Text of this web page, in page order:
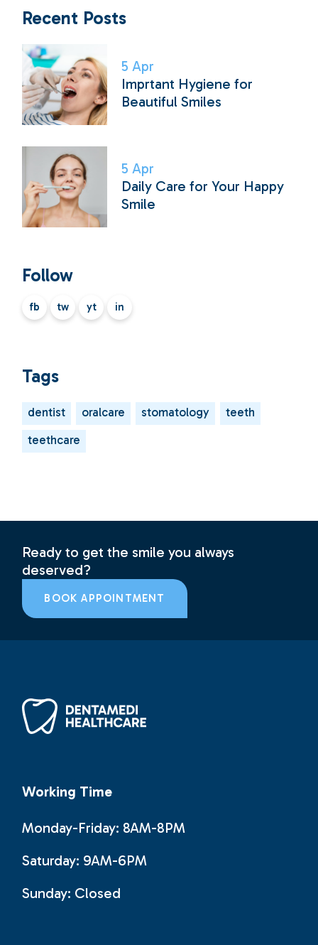
Recent Posts
5 Apr
Imprtant Hygiene for
Beautiful Smiles
5 Apr
Daily Care for Your Happy
Smile
Follow
fb tw yt in
Tags
dentist oralcare stomatology
teeth
teethcare
Ready to get the smile you always
deserved?
BOOK APPOINTMENT
Working Time
Monday-Friday: 8AM-8PM
Saturday: 9AM-6PM
Sunday: Closed